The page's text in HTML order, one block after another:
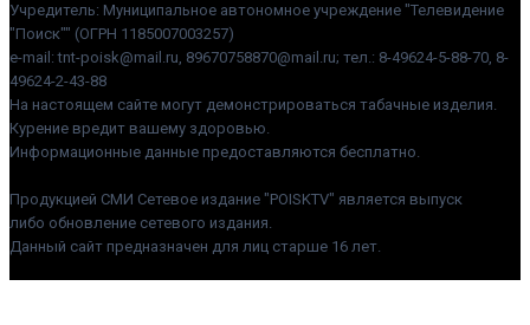
Учредитель: Муниципальное автономное учреждение "Телевидение
"Поиск"" (ОГРН 1185007003257)
e-mail: tnt-poisk@mail.ru, 89670758870@mail.ru; тел.: 8-49624-5-88-70, 8-
49624-2-43-88
На настоящем сайте могут демонстрироваться табачные изделия.
Курение вредит вашему здоровью.
Информационные данные предоставляются бесплатно.
Продукцией СМИ Сетевое издание "POISKTV" является выпуск
либо обновление сетевого издания.
Данный сайт предназначен для лиц старше 16 лет.